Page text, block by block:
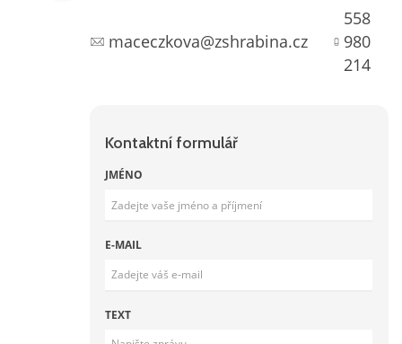
maceczkova@zshrabina.cz
558
980
214
Kontaktní formulář
JMÉNO
E-MAIL
TEXT